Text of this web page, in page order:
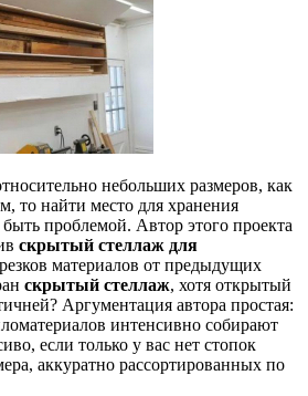
небольших размеров, как
то найти место для хранения
проблемой. Автор этого проекта
скрытый стеллаж для
материалов от предыдущих
скрытый стеллаж, хотя открытый
Аргументация автора простая:
интенсивно собирают
если только у вас нет стопок
аккуратно рассортированных по